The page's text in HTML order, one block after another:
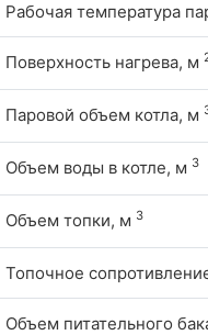
Рабочая температура
Поверхность нагрева, м
Паровой объем котла, м
Объем воды в котле, м 3
Объем топки, м 3
Топочное
Объем питательного